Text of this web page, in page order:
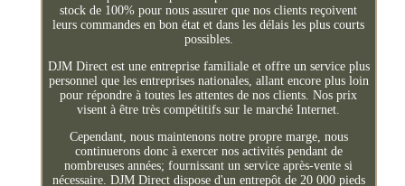
stock de 100% pour nous assurer que nos clients reçoivent
leurs commandes en bon état et dans les délais les plus courts
possibles.
DJM Direct est une entreprise familiale et offre un service plus
personnel que les entreprises nationales, allant encore plus loin
pour répondre à toutes les attentes de nos clients. Nos prix
visent à être très compétitifs sur le marché Internet.
Cependant, nous maintenons notre propre marge, nous
continuerons donc à exercer nos activités pendant de
nombreuses années; fournissant un service après-vente si
nécessaire. DJM Direct dispose d'un entrepôt de 20 000 pieds